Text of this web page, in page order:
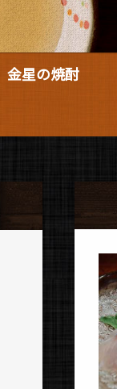
金星の焼酎